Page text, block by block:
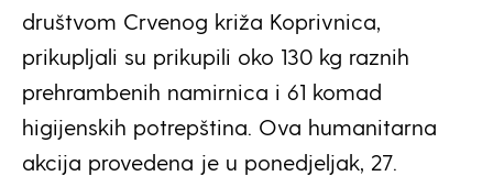
društvom Crvenog križa Koprivnica,
prikupljali su prikupili oko 130 kg raznih
prehrambenih namirnica i 61 komad
higijenskih potrepština. Ova humanitarna
akcija provedena je u ponedjeljak, 27.